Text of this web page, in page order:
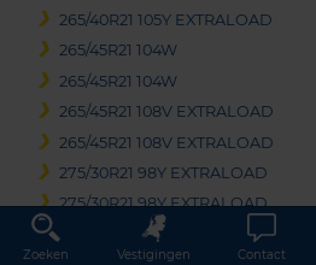
265/40R21 105Y EXTRALOAD
265/45R21 104W
265/45R21 104W
265/45R21 108V EXTRALOAD
265/45R21 108V EXTRALOAD
275/30R21 98Y EXTRALOAD
275/30R21 98Y EXTRALOAD
275/30R21 98Y EXTRALOAD
Zoeken Vestigingen Contact